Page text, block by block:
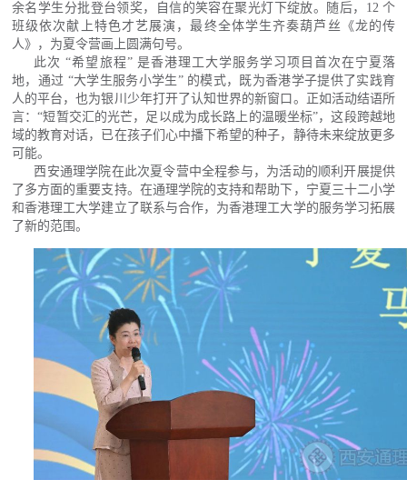
余名学生分批登台领奖，自信的笑容在聚光灯下绽放。随后，12 个
班级依次献上特色才艺展演，最终全体学生齐奏葫芦丝《龙的传
人》，为夏令营画上圆满句号。
此次 “希望旅程” 是香港理工大学服务学习项目首次在宁夏落
地，通过 “大学生服务小学生” 的模式，既为香港学子提供了实践育
人的平台，也为银川少年打开了认知世界的新窗口。正如活动结语所
言：“短暂交汇的光芒，足以成为成长路上的温暖坐标”，这段跨越地
域的教育对话，已在孩子们心中播下希望的种子，静待未来绽放更多
可能。
西安通理学院在此次夏令营中全程参与，为活动的顺利开展提供
了多方面的重要支持。在通理学院的支持和帮助下，宁夏三十二小学
和香港理工大学建立了联系与合作，为香港理工大学的服务学习拓展
了新的范围 。